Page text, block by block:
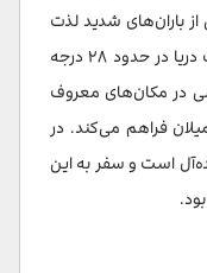
از باران‌های شدید لذت
ببرید. اگر به غواصی علاقه دارید، دمای آب دریا در حدود ۲۸ درجه
در مکان‌های معروف
فراهم می‌کند. در
است و سفر به این